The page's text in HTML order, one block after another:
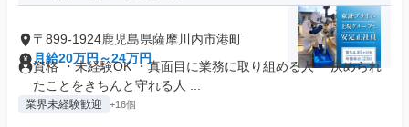
〒899-1924鹿児島県薩摩川内市港町
月給20万円～24万円
資格 ・未経験OK ・真面目に業務に取り組める人 ・決められ
たことをきちんと守れる人 ...
業界未経験歓迎 +16個